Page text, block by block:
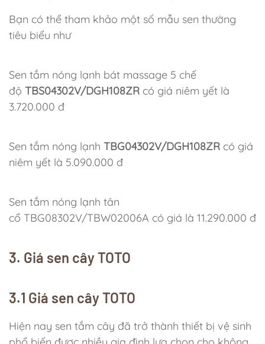
Bạn có thể tham khảo một số mẫu sen thường
tiêu biểu như
Sen tắm nóng lạnh bát massage 5 chế
độ TBS04302V/DGH108ZR có giá niêm yết là
3.720.000 đ
Sen tắm nóng lạnh TBG04302V/DGH108ZR có giá
niêm yết là 5.090.000 đ
Sen tắm nóng lạnh tân
cổ TBG08302V/TBW02006A có giá là 11.290.000 đ
3. Giá sen cây TOTO
3.1 Giá sen cây TOTO
Hiện nay sen tắm cây đã trở thành thiết bị vệ sinh